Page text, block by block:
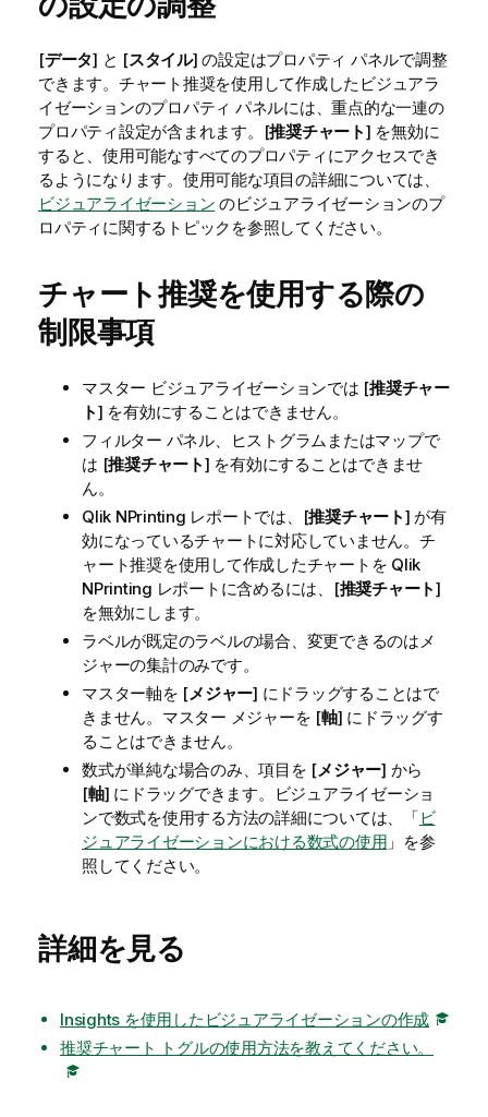
[データ] と [スタイル] の設定はプロパティ パネルで調整
できます。チャート推奨を使用して作成したビジュアラ
イゼーションのプロパティ パネルには、重点的な一連の
プロパティ設定が含まれます。[推奨チャート] を無効に
すると、使用可能なすべてのプロパティにアクセスでき
るようになります。使用可能な項目の詳細については、
ビジュアライゼーション のビジュアライゼーションのプ
ロパティに関するトピックを参照してください。
チャート推奨を使用する際の
制限事項
マスター ビジュアライゼーションでは [推奨チャー
ト] を有効にすることはできません。
フィルター パネル、ヒストグラムまたはマップで
は [推奨チャート] を有効にすることはできませ
ん。
Qlik NPrinting レポートでは、[推奨チャート] が有
効になっているチャートに対応していません。チ
ャート推奨を使用して作成したチャートを Qlik
NPrinting レポートに含めるには、[推奨チャート]
を無効にします。
ラベルが既定のラベルの場合、変更できるのはメ
ジャーの集計のみです。
マスター軸を [メジャー] にドラッグすることはで
きません。マスター メジャーを [軸] にドラッグす
ることはできません。
数式が単純な場合のみ、項目を [メジャー] から
[軸] にドラッグできます。ビジュアライゼーショ
ンで数式を使用する方法の詳細については、「ビ
ジュアライゼーションにおける数式の使用 」を参
照してください。
詳細を見る
Insights を使用したビジュアライゼーションの作成
推奨チャート トグルの使用方法を教えてください。